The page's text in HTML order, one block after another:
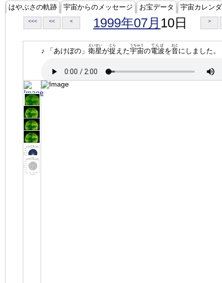
はやぶさの軌跡 宇宙からのメッセージ お宝データ 宇宙カレン
<<< << < 1999年07月 10日 >
♪ 「あけぼの」 衛星
えいせい
が捉
とら
えた宇宙
うちゅう
の電波
でんぱ
を音
おと
にしました。